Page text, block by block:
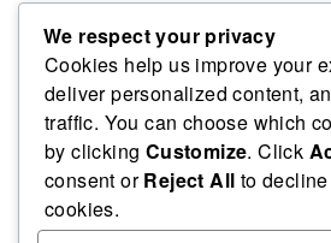
Tietokannan Hallinta:
Auditointi
Koodin Suorituskyvyn
Rinnakkaisuus, Välimuisti
Tietokannan Optimointi:
We respect your privacy
Cookies help us improve your
deliver personalized content,
traffic. You can choose which
by clicking Customize. Click
consent orReject All to
cookies.